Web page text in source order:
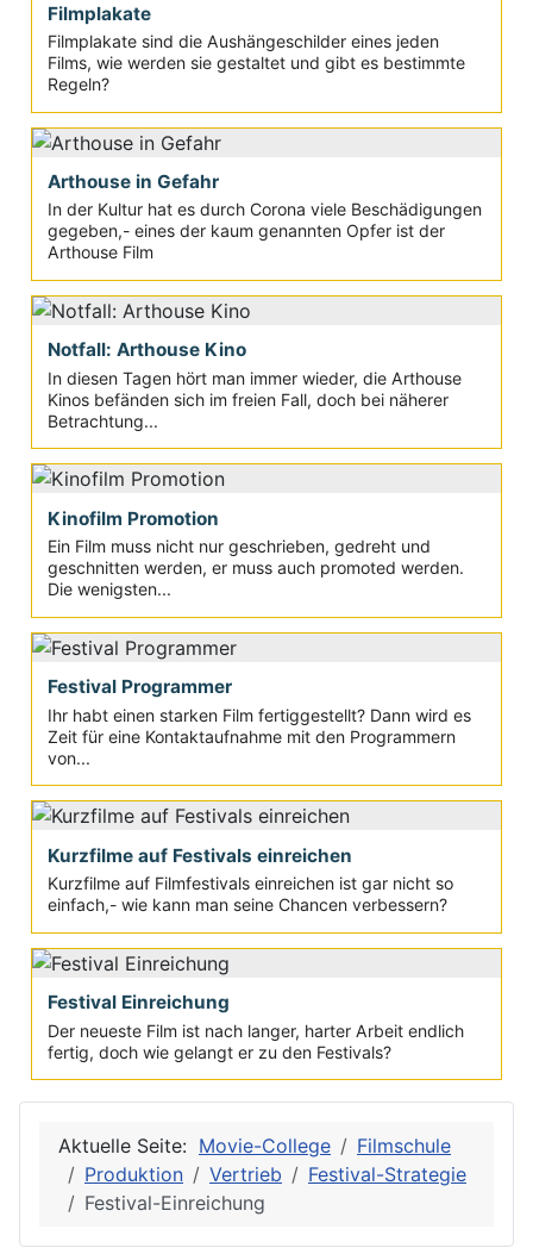
Filmplakate
Filmplakate sind die Aushängeschilder eines jeden
Films, wie werden sie gestaltet und gibt es bestimmte
Regeln?
Arthouse in Gefahr
In der Kultur hat es durch Corona viele Beschädigungen
gegeben,- eines der kaum genannten Opfer ist der
Arthouse Film
Notfall: Arthouse Kino
In diesen Tagen hört man immer wieder, die Arthouse
Kinos befänden sich im freien Fall, doch bei näherer
Betrachtung...
Kinofilm Promotion
Ein Film muss nicht nur geschrieben, gedreht und
geschnitten werden, er muss auch promoted werden.
Die wenigsten...
Festival Programmer
Ihr habt einen starken Film fertiggestellt? Dann wird es
Zeit für eine Kontaktaufnahme mit den Programmern
von...
Kurzfilme auf Festivals einreichen
Kurzfilme auf Filmfestivals einreichen ist gar nicht so
einfach,- wie kann man seine Chancen verbessern?
Festival Einreichung
Der neueste Film ist nach langer, harter Arbeit endlich
fertig, doch wie gelangt er zu den Festivals?
Aktuelle Seite: Movie-College
Filmschule
Produktion
Vertrieb
Festival-Strategie
Festival-Einreichung